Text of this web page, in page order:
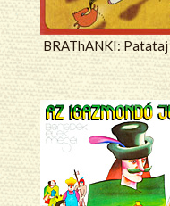
BRAThANKI: